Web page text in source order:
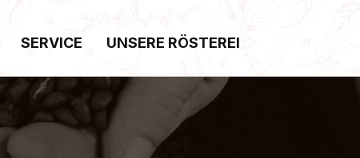
SERVICE UNSERE RÖSTEREI